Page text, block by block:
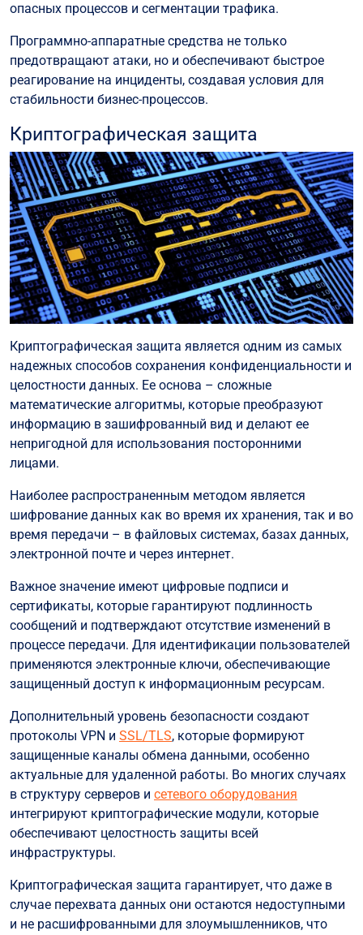
опасных процессов и сегментации трафика.
Программно-аппаратные средства не только
предотвращают атаки, но и обеспечивают быстрое
реагирование на инциденты, создавая условия для
стабильности бизнес-процессов.
Криптографическая защита
Криптографическая защита является одним из самых
надежных способов сохранения конфиденциальности и
целостности данных. Ее основа – сложные
математические алгоритмы, которые преобразуют
информацию в зашифрованный вид и делают ее
непригодной для использования посторонними
лицами.
Наиболее распространенным методом является
шифрование данных как во время их хранения, так и во
время передачи – в файловых системах, базах данных,
электронной почте и через интернет.
Важное значение имеют цифровые подписи и
сертификаты, которые гарантируют подлинность
сообщений и подтверждают отсутствие изменений в
процессе передачи. Для идентификации пользователей
применяются электронные ключи, обеспечивающие
защищенный доступ к информационным ресурсам.
Дополнительный уровень безопасности создают
протоколы VPN и SSL/TLS, которые формируют
защищенные каналы обмена данными, особенно
актуальные для удаленной работы. Во многих случаях
в структуру серверов и сетевого оборудования
интегрируют криптографические модули, которые
обеспечивают целостность защиты всей
инфраструктуры.
Криптографическая защита гарантирует, что даже в
случае перехвата данных они остаются недоступными
и не расшифрованными для злоумышленников, что